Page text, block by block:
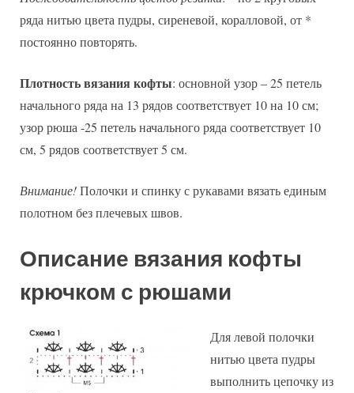
ряда нитью цвета пудры, сиреневой, коралловой, от *
постоянно повторять.
Плотность вязания кофты: основной узор – 25 петель
начального ряда на 13 рядов соответствует 10 на 10 см;
узор рюша -25 петель начального ряда соответствует 10
см, 5 рядов соответствует 5 см.
Внимание!Полочки и спинку с рукавами вязать единым
полотном без плечевых швов.
Описание вязания кофты
крючком с рюшами
Для левой полочки
нитью цвета пудры
выполнить цепочку из